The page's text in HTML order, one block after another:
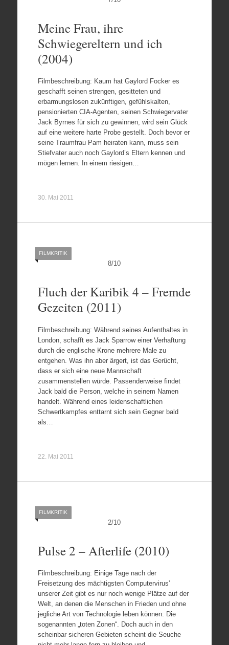
Meine Frau, ihre
Schwiegereltern und ich
(2004)
Filmbeschreibung: Kaum hat Gaylord Focker es
geschafft seinen strengen, gesitteten und
erbarmungslosen zukünftigen, gefühlskalten,
pensionierten CIA-Agenten, seinen Schwiegervater
Jack Byrnes für sich zu gewinnen, wird sein Glück
auf eine weitere harte Probe gestellt. Doch bevor er
seine Traumfrau Pam heiraten kann, muss sein
Stiefvater auch noch Gaylord’s Eltern kennen und
mögen lernen. In einem riesigen…
30. Mai 2011
8/10
FILMKRITIK
Fluch der Karibik 4 – Fremde
Gezeiten (2011)
Filmbeschreibung: Während seines Aufenthaltes in
London, schafft es Jack Sparrow einer Verhaftung
durch die englische Krone mehrere Male zu
entgehen. Was ihn aber ärgert, ist das Gerücht,
dass er sich eine neue Mannschaft
zusammenstellen würde. Passenderweise findet
Jack bald die Person, welche in seinem Namen
handelt. Während eines leidenschaftlichen
Schwertkampfes enttarnt sich sein Gegner bald
als…
22. Mai 2011
2/10
FILMKRITIK
Pulse 2 – Afterlife (2010)
Filmbeschreibung: Einige Tage nach der
Freisetzung des mächtigsten Computervirus’
unserer Zeit gibt es nur noch wenige Plätze auf der
Welt, an denen die Menschen in Frieden und ohne
jegliche Art von Technologie leben können: Die
sogenannten „toten Zonen“. Doch auch in den
scheinbar sicheren Gebieten scheint die Seuche